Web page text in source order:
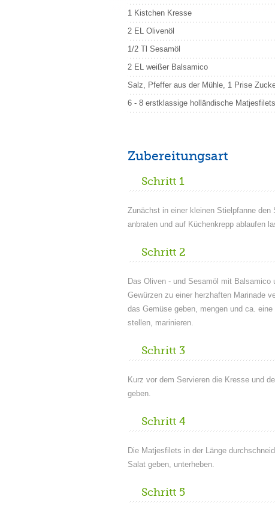
1 Kistchen Kresse
2 EL Olivenöl
1/2 Tl Sesamöl
2 EL weißer Balsamico
Salz, Pfeffer aus der Mühle, 1 Prise
6 - 8 erstklassige holländische Matjesfilets
Zubereitungsart
Schritt 1
Zunächst in einer kleinen Stielpfanne den
anbraten und auf Küchenkrepp ablaufen
Schritt 2
Das Oliven - und Sesamöl mit Balsamico
Gewürzen zu einer herzhaften Marinade
das Gemüse geben, mengen und ca.
stellen, marinieren.
Schritt 3
Kurz vor dem Servieren die Kresse und
geben.
Schritt 4
Die Matjesfilets in der Länge
Salat geben, unterheben.
Schritt 5